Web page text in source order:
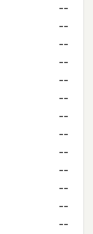
--
--
--
--
--
--
--
--
--
--
--
--
--